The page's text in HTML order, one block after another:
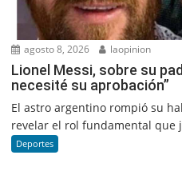
agosto 8, 2026 laopinion
Lionel Messi, sobre su
necesité su aprobación”
El astro argentino rompió su
revelar el rol fundamental que
Deportes